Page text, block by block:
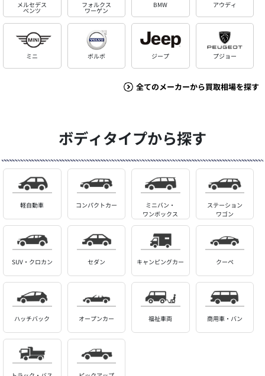
メルセデス
ベンツ
フォルクス
ワーゲン
BMW アウディ
ミニ ボルボ ジープ プジョー
全てのメーカーから買取相場を探す
ボディタイプから探す
軽自動車 コンパクトカー
ミニバン・
ワンボックス
ステーション
ワゴン
SUV・クロカン セダン キャンピングカー クーペ
ハッチバック オープンカー 福祉車両 商用車・バン